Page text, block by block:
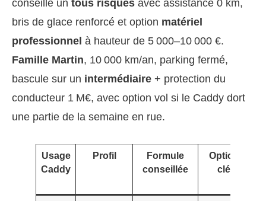
conseille un tous risques avec assistance 0 km,
bris de glace renforcé et option matériel
professionnel à hauteur de 5 000–10 000 €.
Famille Martin, 10 000 km/an, parking fermé,
bascule sur un intermédiaire + protection du
conducteur 1 M€, avec option vol si le Caddy dort
une partie de la semaine en rue.
Usage
Caddy
Profil
Formule
conseillée
Options
clés